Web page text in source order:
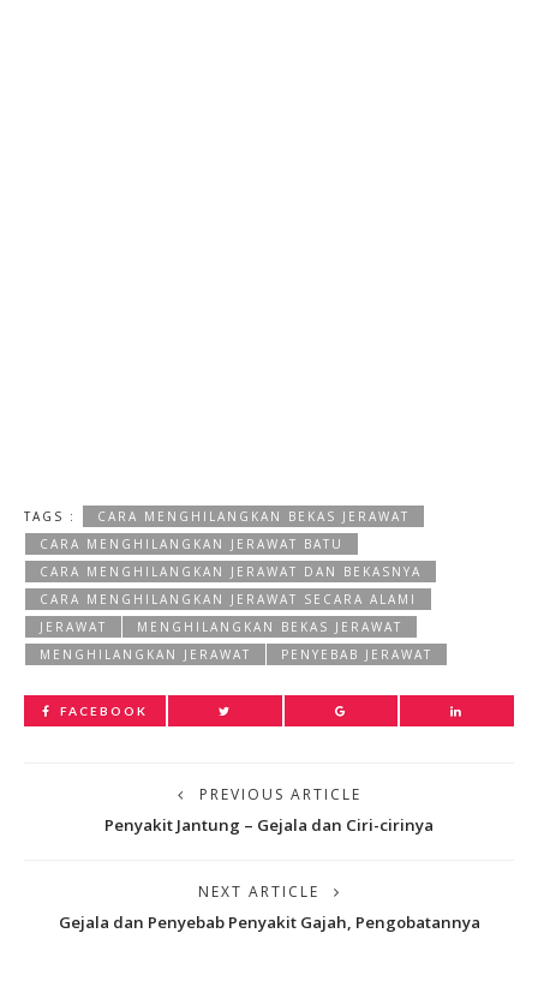
TAGS :
CARA MENGHILANGKAN BEKAS JERAWAT
CARA MENGHILANGKAN JERAWAT BATU
CARA MENGHILANGKAN JERAWAT DAN BEKASNYA
CARA MENGHILANGKAN JERAWAT SECARA ALAMI
JERAWAT
MENGHILANGKAN BEKAS JERAWAT
MENGHILANGKAN JERAWAT
PENYEBAB JERAWAT
FACEBOOK
PREVIOUS ARTICLE
Penyakit Jantung – Gejala dan Ciri-cirinya
NEXT ARTICLE
Gejala dan Penyebab Penyakit Gajah, Pengobatannya